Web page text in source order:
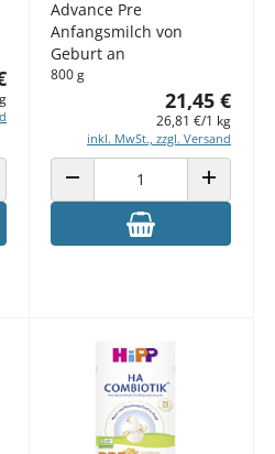
ERHÖHEN
Advance Pre
Anfangsmilch von
Geburt an
800 g
21,45 €
26,81 €/1 kg
inkl. MwSt., zzgl. Versand
ANZAHL VERRINGERN ANZAHL